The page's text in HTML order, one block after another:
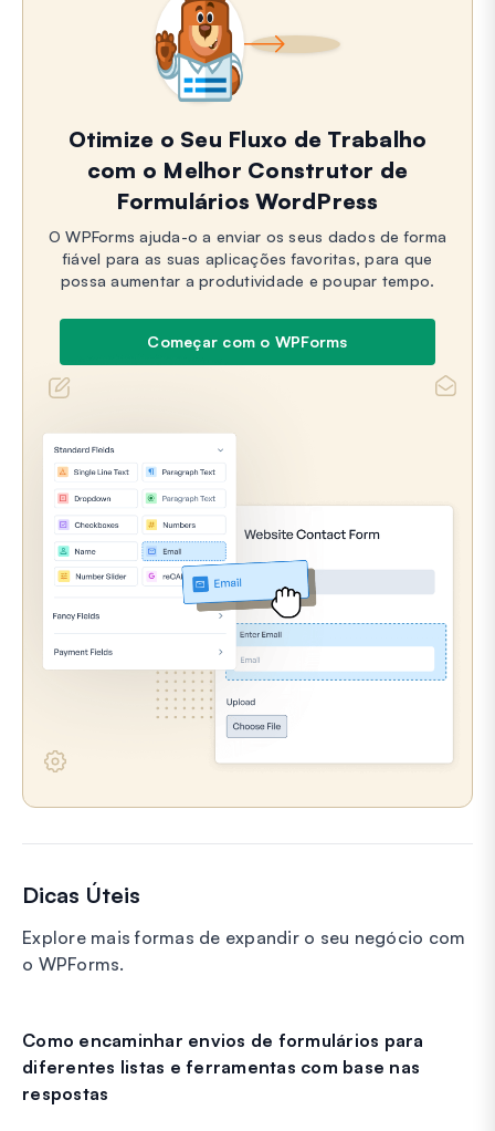
Otimize o Seu Fluxo de Trabalho
com o Melhor Construtor de
Formulários WordPress
O WPForms ajuda-o a enviar os seus dados de forma
fiável para as suas aplicações favoritas, para que
possa aumentar a produtividade e poupar tempo.
Começar com o WPForms
Dicas Úteis
Explore mais formas de expandir o seu negócio com
o WPForms.
Como encaminhar envios de formulários para
diferentes listas e ferramentas com base nas
respostas